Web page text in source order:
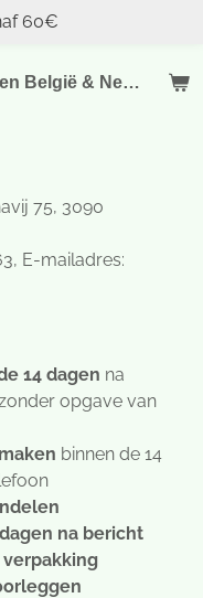
Dammann thee kopen België & Nederland
60€
75, 3090
E-mailadres:
14 dagen na
opgave van
binnen de 14
na bericht